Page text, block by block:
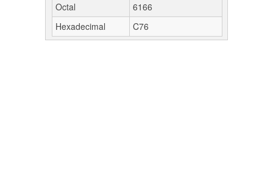
Octal
6166
Hexadecimal
C76